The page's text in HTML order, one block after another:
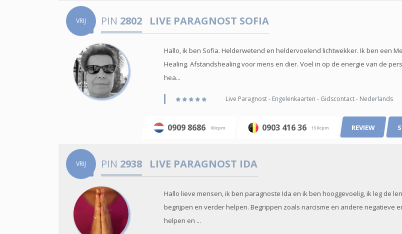
VRIJ PIN 2802 LIVE PARAGNOST SOFIA
Hallo, ik ben Sofia. Helderwetend en heldervoelend lichtwekker. Ik ben een
Healing. Afstandshealing voor mens en dier. Voel in op de energie van de
hea...
Live Paragnost - Engelenkaarten - Gidscontact - Nederlands
0909 8686 90cpm 0903 416 36 150cpm REVIEW
VRIJ PIN 2938 LIVE PARAGNOST IDA
Hallo lieve mensen, ik ben paragnoste Ida en ik ben hooggevoelig, ik leg de
begrijpen en verder helpen. Begrippen zoals narcisme en andere negatieve
helpen en ...